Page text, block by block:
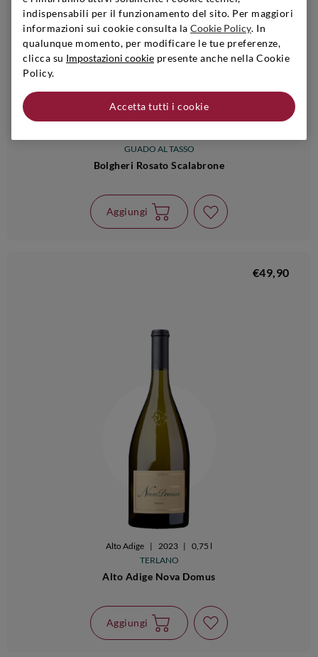
GUADO AL TASSO
Bolgheri Rosato Scalabrone
Aggiungi
€49,90
Alto Adige | 2023 | 0,75 l
TERLANO
Alto Adige Nova Domus
Aggiungi
indispensabili per il funzionamento del sito. Per maggiori
informazioni sui cookie consulta la Cookie Policy. In
qualunque momento, per modificare le tue preferenze,
clicca su Impostazioni cookie presente anche nella Cookie
Policy.
Accetta tutti i cookie